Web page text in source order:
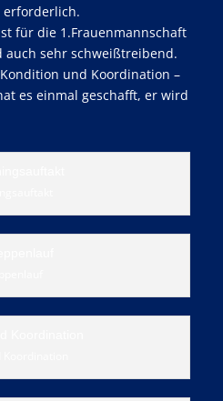
erforderlich.
für die 1.Frauenmannschaft
auch sehr schweißtreibend.
und Koordination –
es einmal geschafft, er wird